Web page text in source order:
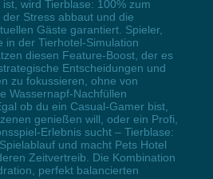
wird Tierblase: 100% zum
Stress abbaut und die
Gäste garantiert. Spieler,
in der Tierhotel-Simulation
diesen Feature-Boost, der es
Entscheidungen und
zu fokussieren, ohne von
Wassernapf-Nachfüllen
ob du ein Casual-Gamer bist,
genießen will, oder ein Profi,
Erlebnis sucht – Tierblase:
und macht Pets Hotel
Zeitvertreib. Die Kombination
perfekt balancierten